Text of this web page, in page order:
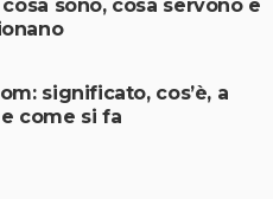
sono, cosa servono e
significato, cos’è, a
come si fa